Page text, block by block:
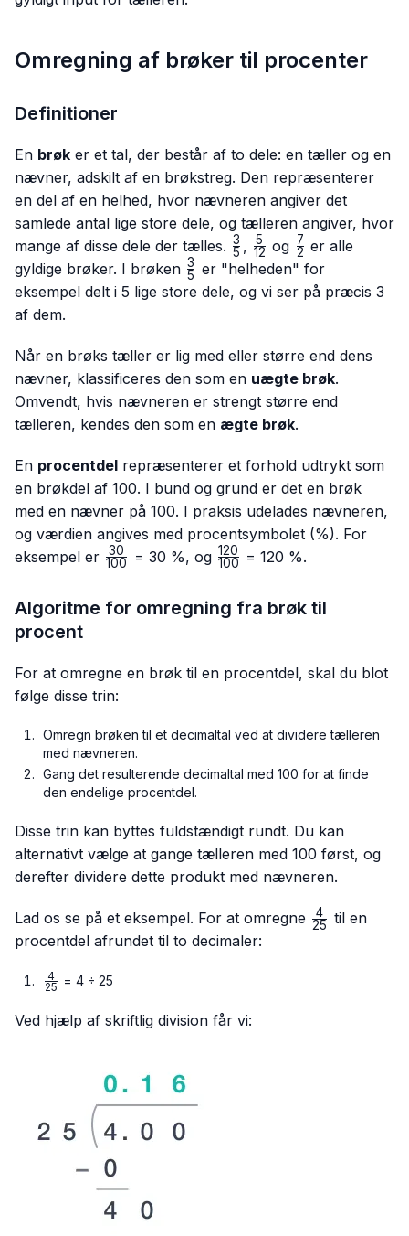
Omregning af brøker til procenter
Definitioner
En brøk er et tal, der består af to dele: en tæller og en
nævner, adskilt af en brøkstreg. Den repræsenterer
en del af en helhed, hvor nævneren angiver det
samlede antal lige store dele, og tælleren angiver, hvor
mange af disse dele der tælles. \frac{3}
{5}
5
3 , \frac{5}
{12}
12
5 og \frac{7}
{2}
2
7 er alle
gyldige brøker. I brøken \frac{3}
{5}
5
3 er "helheden" for
eksempel delt i 5 lige store dele, og vi ser på præcis 3
af dem.
Når en brøks tæller er lig med eller større end dens
nævner, klassificeres den som en uægte brøk.
Omvendt, hvis nævneren er strengt større end
tælleren, kendes den som en ægte brøk.
En procentdel repræsenterer et forhold udtrykt som
en brøkdel af 100. I bund og grund er det en brøk
med en nævner på 100. I praksis udelades nævneren,
og værdien angives med procentsymbolet (%). For
eksempel er \frac{30}
100
30 = 30 %, og \frac{120}
100
120 = 120 %.
Algoritme for omregning fra brøk til
procent
For at omregne en brøk til en procentdel, skal du blot
følge disse trin:
Omregn brøken til et decimaltal ved at dividere tælleren
med nævneren.
Gang det resulterende decimaltal med 100 for at finde
den endelige procentdel.
Disse trin kan byttes fuldstændigt rundt. Du kan
alternativt vælge at gange tælleren med 100 først, og
derefter dividere dette produkt med nævneren.
Lad os se på et eksempel. For at omregne \frac{4}
25
4
til en
procentdel afrundet til to decimaler:
\frac{4}
25
4 = 4 ÷ 25
Ved hjælp af skriftlig division får vi: